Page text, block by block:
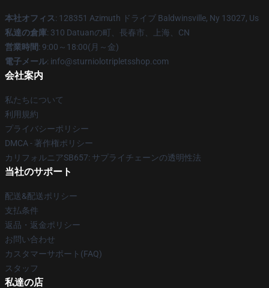
本社オフィス: 128351 Azimuth ドライブ Baldwinsville, Ny 13027, Us
私達の倉庫: 310 Datuanの町、長春市、上海、CN
営業時間: 9:00～18:00(月～金)
電子メール: info@sturniolotripletsshop.com
会社案内
私たちについて
利用規約
プライバシーポリシー
DMCA - 著作権ポリシー
カリフォルニアSB657: サプライチェーンの透明性法
当社のサポート
配送&配送ポリシー
支払条件
返品・返金ポリシー
お問い合わせ
カスタマーサポート(FAQ)
スタッフ
私達の店